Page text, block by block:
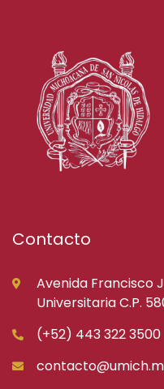
Contacto
Avenida Francisco
Universitaria C.P.
(+52) 443 322 3500